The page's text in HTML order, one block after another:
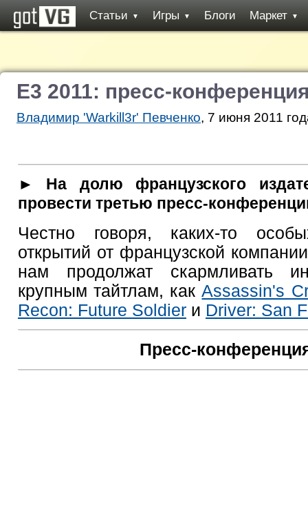
Статьи ▼ Игры ▼ Блоги Маркет ▼
E3 2011: пресс-
Владимир 'Warkill3r' Певченко, 7 июня 2011
► На долю французского
провести третью пресс-
Честно говоря, каких-то
открытий от французской
нам продолжат скармливать
крупным тайтлам, как Assassin's
Recon: Future Soldier и Driver: San
Пресс-